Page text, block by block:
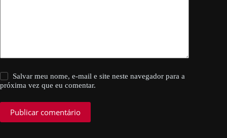
Salvar meu nome, e-mail e site neste navegador para a
próxima vez que eu comentar.
Publicar comentário